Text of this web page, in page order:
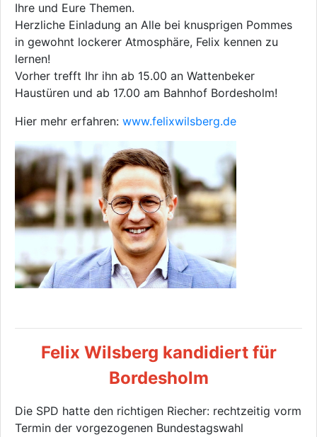
Ihre und Eure Themen.
Herzliche Einladung an Alle bei knusprigen Pommes
in gewohnt lockerer Atmosphäre, Felix kennen zu
lernen!
Vorher trefft Ihr ihn ab 15.00 an Wattenbeker
Haustüren und ab 17.00 am Bahnhof Bordesholm!
Hier mehr erfahren: www.felixwilsberg.de
Felix Wilsberg kandidiert für
Bordesholm
Die SPD hatte den richtigen Riecher: rechtzeitig vorm
Termin der vorgezogenen Bundestagswahl